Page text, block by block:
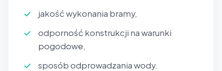
jakość wykonania bramy,
odporność konstrukcji na warunki
pogodowe,
sposób odprowadzania wody.